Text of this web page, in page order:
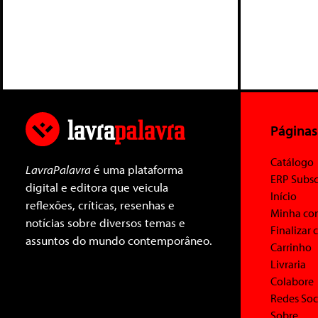
LavraPalavraé uma plataforma
digital e editora que veicula
reflexões, críticas, resenhas e
notícias sobre diversos temas e
assuntos do mundo contemporâneo.
Páginas
Catálogo
ERP
Início
Minha
Finalizar
Carrinho
Livraria
Colabore
Redes